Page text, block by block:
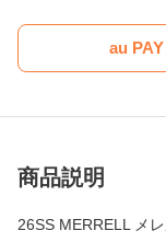
au
商品説明
26SS MERRELL メ